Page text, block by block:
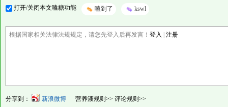
打开/关闭本文嗑糖功能 嗑到了 kswl
根据国家相关法律法规规定，请您先登入后再发言！ 登入 注册
分享到： 新浪微博 营养液规则>> 评论规则>>